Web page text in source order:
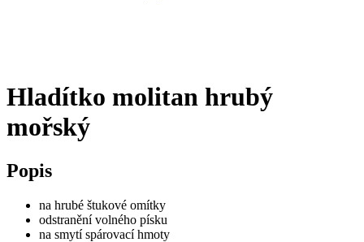
Hladítko molitan hrubý
mořský
Popis
na hrubé štukové omítky
odstranění volného písku
na smytí spárovací hmoty